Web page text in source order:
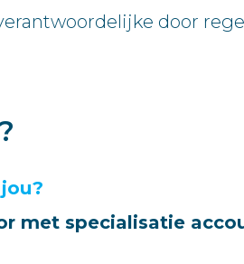
door
met specialisatie